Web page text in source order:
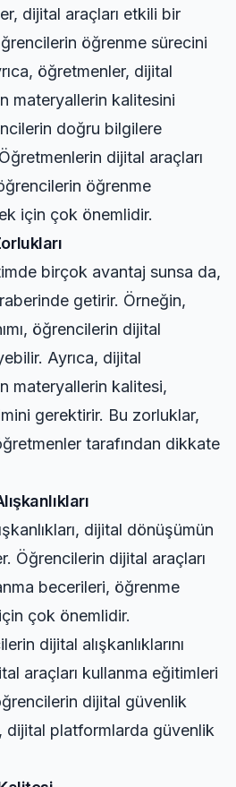
dijital araçları etkili bir
öğrenme sürecini
öğretmenler, dijital
materyallerin kalitesini
doğru bilgilere
dijital araçları
öğrenme
için çok önemlidir.
birçok avantaj sunsa da,
getirir. Örneğin,
öğrencilerin dijital
Ayrıca, dijital
materyallerin kalitesi,
gerektirir. Bu zorluklar,
tarafından dikkate
dijital dönüşümün
Öğrencilerin dijital araçları
becerileri, öğrenme
çok önemlidir.
dijital alışkanlıklarını
araçları kullanma eğitimleri
dijital güvenlik
dijital platformlarda güvenlik